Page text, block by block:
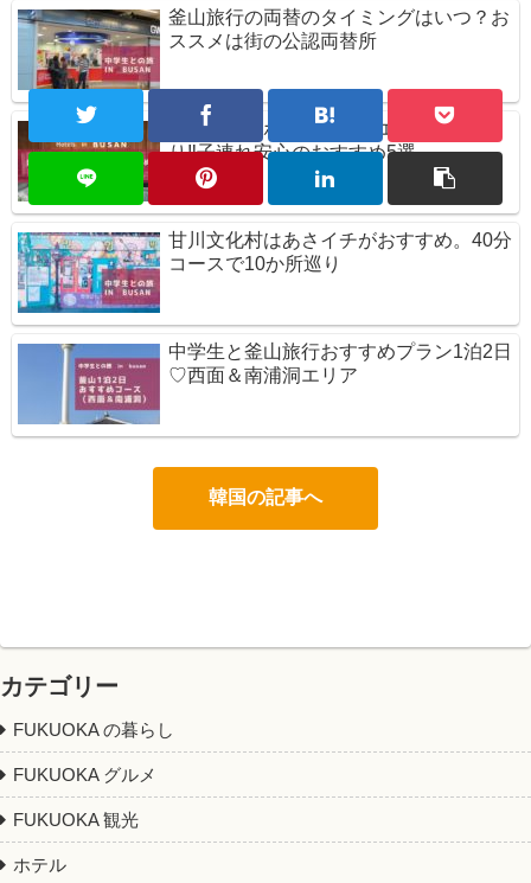
釜山旅行の両替のタイミングはいつ？お
ススメは街の公認両替所
釜山旅行のホテルは西面エリアで決ま
り‼子連れ安心のおすすめ5選
甘川文化村はあさイチがおすすめ。40分
コースで10か所巡り
中学生と釜山旅行おすすめプラン1泊2日
♡西面＆南浦洞エリア
韓国の記事へ
カテゴリー
FUKUOKA の暮らし
FUKUOKA グルメ
FUKUOKA 観光
ホテル